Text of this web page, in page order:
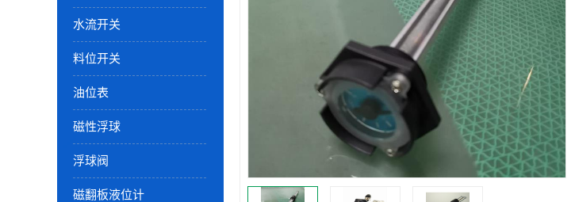
水流开关
料位开关
油位表
磁性浮球
浮球阀
磁翻板液位计